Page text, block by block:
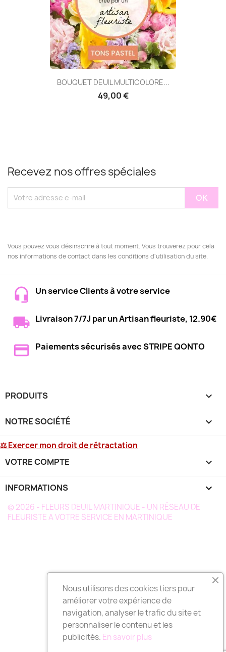
BOUQUET DEUIL MULTICOLORE...
49,00 €
Recevez nos offres spéciales
Vous pouvez vous désinscrire à tout moment. Vous trouverez pour cela
nos informations de contact dans les conditions d'utilisation du site.
Un service Clients à votre service
Livraison 7/7J par un Artisan fleuriste, 12.90€
Paiements sécurisés avec STRIPE QONTO
PRODUITS 
NOTRE SOCIÉTÉ 
⚖ Exercer mon droit de rétractation
VOTRE COMPTE 
INFORMATIONS keyboard_arrow_down
© 2026 - FLEURS DEUIL MARTINIQUE - UN RÉSEAU DE
FLEURISTE A VOTRE SERVICE EN MARTINIQUE
Nous utilisons des cookies tiers pour
améliorer votre expérience de
navigation, analyser le trafic du site et
personnaliser le contenu et les
publicités. En savoir plus